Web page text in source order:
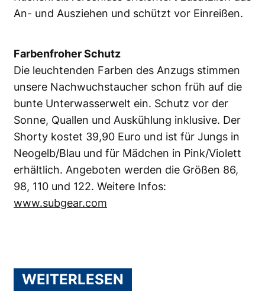
An- und Ausziehen und schützt vor Einreißen.
Farbenfroher Schutz
Die leuchtenden Farben des Anzugs stimmen
unsere Nachwuchstaucher schon früh auf die
bunte Unterwasserwelt ein. Schutz vor der
Sonne, Quallen und Auskühlung inklusive. Der
Shorty kostet 39,90 Euro und ist für Jungs in
Neogelb/Blau und für Mädchen in Pink/Violett
erhältlich. Angeboten werden die Größen 86,
98, 110 und 122. Weitere Infos:
www.subgear.com
WEITERLESEN